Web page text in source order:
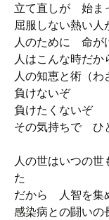
立て直しが 始ま
屈服しない熱い人
人のために 命が
人はこんな時だ
人の知恵と術（
負けないぞ
負けたくないぞ
その気持ちで ひ
人の世はいつの
た
だから 人智を集
感染病との闘い